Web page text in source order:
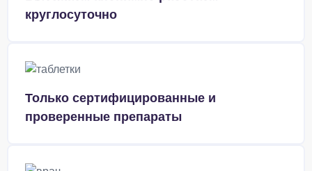
круглосуточно
Только сертифицированные и
проверенные препараты